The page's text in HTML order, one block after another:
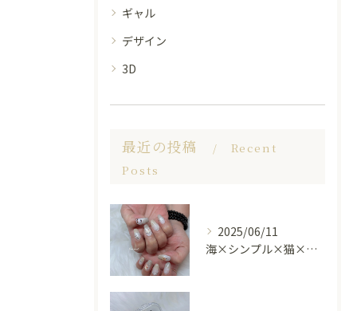
ギャル
デザイン
3D
最近の投稿
Recent
Posts
2025/06/11
海×シンプル×猫×上品 nail🐈🐚✨